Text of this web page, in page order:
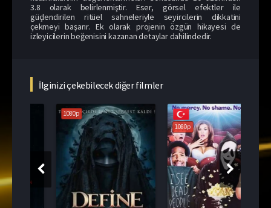
3.8 olarak belirlenmiştir. Eser, görsel efektler ile
güçlendirilen ritüel sahneleriyle seyircilerin dikkatini
çekmeyi başarır. Ek olarak projenin özgün hikayesi de
izleyicilerin beğenisini kazanan detaylar dahilindedir.
İlginizi çekebilecek diğer filmler